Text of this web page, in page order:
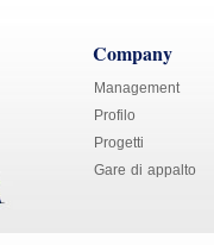
Company
Management
Profilo
Progetti
Gare di appalto